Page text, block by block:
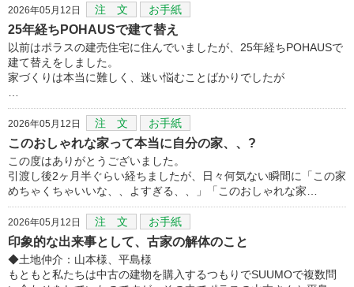
2026年05月12日 注 文 お手紙
25年経ちPOHAUSで建て替え
以前はポラスの建売住宅に住んでいましたが、25年経ちPOHAUSで
建て替えをしました。
家づくりは本当に難しく、迷い悩むことばかりでしたが
2026年05月12日 注 文 お手紙
このおしゃれな家って本当に自分の家、、?
この度はありがとうございました。
引渡し後2ヶ月半ぐらい経ちましたが、日々何気ない瞬間に「この家
めちゃくちゃいいな、、よすぎる、、」「このおしゃれな家…
2026年05月12日 注 文 お手紙
印象的な出来事として、古家の解体のこと
◆土地仲介：山本様、平島様
もともと私たちは中古の建物を購入するつもりでSUUMOで複数問